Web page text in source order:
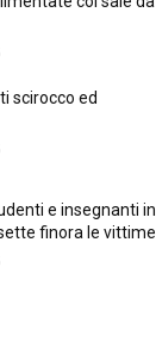
scirocco ed
e insegnanti in
finora le vittime